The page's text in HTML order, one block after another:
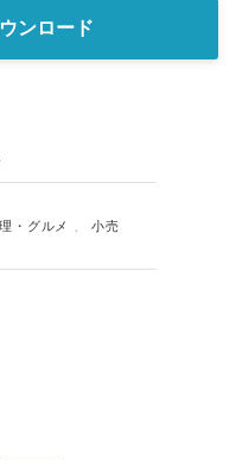
ンロード
・グルメ 、小売